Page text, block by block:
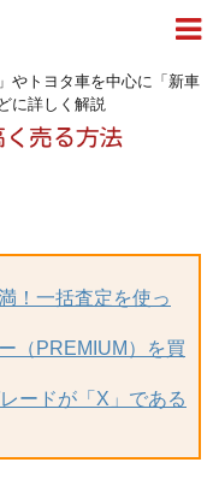
やトヨタ車を中心に「新車
に詳しく解説
！一括査定を使っ
（PREMIUM）を買
ードが「X」である